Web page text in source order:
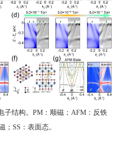
子结构。PM：顺磁；AFM：反铁
；SS：表面态。